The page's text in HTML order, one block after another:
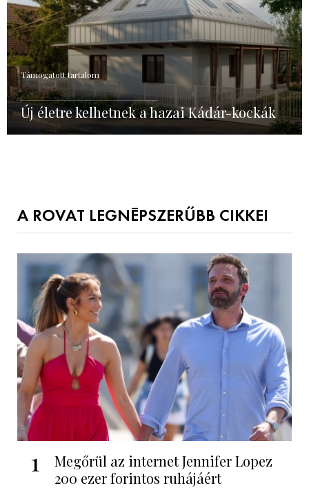
Támogatott tartalom
Új életre kelhetnek a hazai Kádár-kockák
A ROVAT LEGNÉPSZERŰBB CIKKEI
1
Megőrül az internet Jennifer Lopez
200 ezer forintos ruhájáért